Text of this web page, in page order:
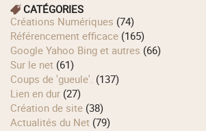
CATÉGORIES
Créations Numériques (74)
Référencement efficace (165)
Google Yahoo Bing et autres (66)
Sur le net (61)
Coups de 'gueule'. (137)
Lien en dur (27)
Création de site (38)
Actualités du Net (79)